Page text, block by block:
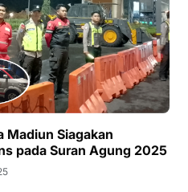
Madiun Siagakan
pada Suran Agung 2025